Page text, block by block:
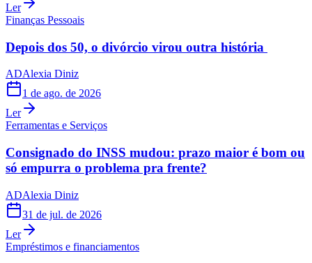
Ler
Finanças Pessoais
Depois dos 50, o divórcio virou outra história
ADAlexia Diniz
1 de ago. de 2026
Ler
Ferramentas e Serviços
Consignado do INSS mudou: prazo maior é bom ou
só empurra o problema pra frente?
ADAlexia Diniz
31 de jul. de 2026
Ler
Empréstimos e financiamentos